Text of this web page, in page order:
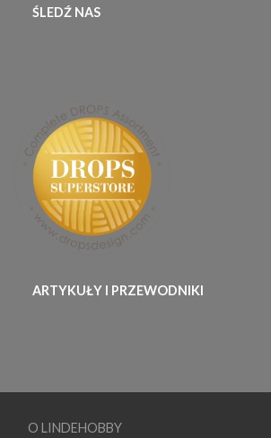
ŚLEDŹ NAS
ARTYKUŁY I PRZEWODNIKI
O LINDEHOBBY